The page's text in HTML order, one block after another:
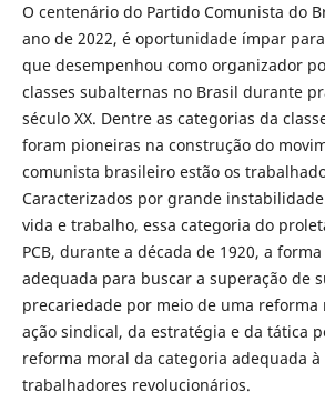
O centenário do Partido Comunista do
ano de 2022, é oportunidade ímpar
que desempenhou como organizador
classes subalternas no Brasil durante
século XX. Dentre as categorias da
foram pioneiras na construção do
comunista brasileiro estão os
Caracterizados por grande
vida e trabalho, essa categoria do
PCB, durante a década de 1920, a
adequada para buscar a superação de
precariedade por meio de uma reforma
ação sindical, da estratégia e da tática
reforma moral da categoria adequada
trabalhadores revolucionários.